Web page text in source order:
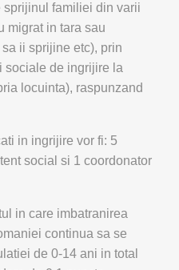
sprijinul familiei din varii
migrat in tara sau
ii sprijine etc), prin
sociale de ingrijire la
locuinta), raspunzand
in ingrijire vor fi: 5
social si 1 coordonator
in care imbatranirea
continua sa se
de 0-14 ani in total